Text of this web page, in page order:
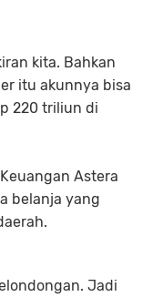
kita. Bahkan
itu akunnya bisa
220 triliun di
Astera
belanja yang
Jadi